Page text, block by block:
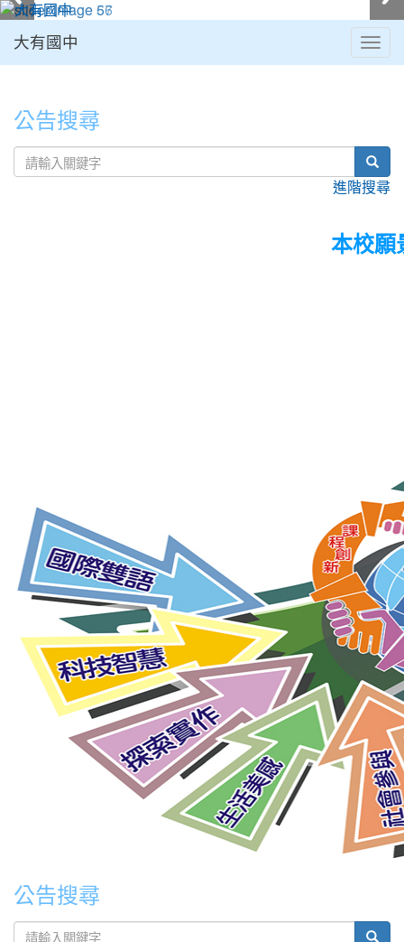
大有國中
公告搜尋
進階搜尋
本校願
公告搜尋